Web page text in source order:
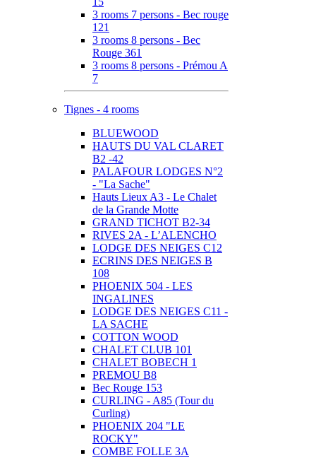
3 rooms 7 persons - Bec rouge
121
3 rooms 8 persons - Bec
Rouge 361
3 rooms 8 persons - Prémou A
7
Tignes - 4 rooms
BLUEWOOD
HAUTS DU VAL CLARET
B2 -42
PALAFOUR LODGES N°2
- "La Sache"
Hauts Lieux A3 - Le Chalet
de la Grande Motte
GRAND TICHOT B2-34
RIVES 2A - L’ALENCHO
LODGE DES NEIGES C12
ECRINS DES NEIGES B
108
PHOENIX 504 - LES
INGALINES
LODGE DES NEIGES C11 -
LA SACHE
COTTON WOOD
CHALET CLUB 101
CHALET BOBECH 1
PREMOU B8
Bec Rouge 153
CURLING - A85 (Tour du
Curling)
PHOENIX 204 "LE
ROCKY"
COMBE FOLLE 3A